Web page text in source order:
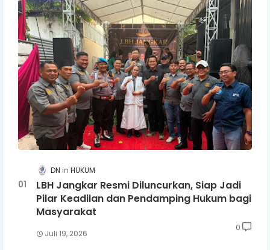
DN HUKUM
LBH Jangkar Resmi Diluncurkan, Siap Jadi
Pilar Keadilan dan Pendamping Hukum bagi
Masyarakat
Juli 19, 2026
0